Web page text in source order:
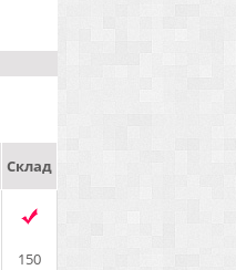
Склад
150